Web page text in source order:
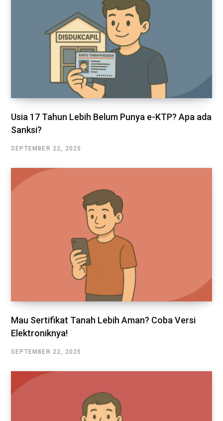
Usia 17 Tahun Lebih Belum Punya e-KTP? Apa ada
Sanksi?
SEPTEMBER 22, 2025
Mau Sertifikat Tanah Lebih Aman? Coba Versi
Elektroniknya!
SEPTEMBER 22, 2025